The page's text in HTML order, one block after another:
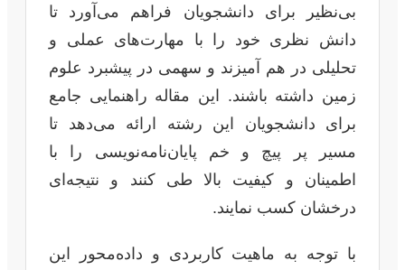
بی‌نظیر برای دانشجویان فراهم می‌آورد تا
دانش نظری خود را با مهارت‌های عملی و
تحلیلی در هم آمیزند و سهمی در پیشبرد علوم
زمین داشته باشند. این مقاله راهنمایی جامع
برای دانشجویان این رشته ارائه می‌دهد تا
مسیر پر پیچ و خم پایان‌نامه‌نویسی را با
اطمینان و کیفیت بالا طی کنند و نتیجه‌ای
درخشان کسب نمایند.
با توجه به ماهیت کاربردی و داده‌محور این